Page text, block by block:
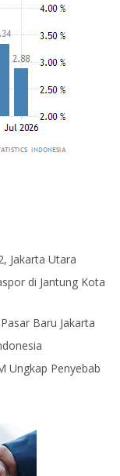
Jakarta Utara
di Jantung Kota
Baru Jakarta
Ungkap Penyebab